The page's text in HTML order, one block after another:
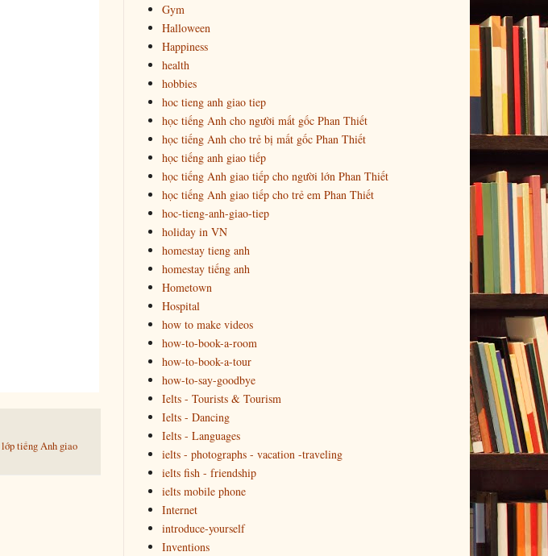
lớp tiếng Anh giao
Gym
Halloween
Happiness
health
hobbies
hoc tieng anh giao tiep
học tiếng Anh cho người mất gốc Phan Thiết
học tiếng Anh cho trẻ bị mất gốc Phan Thiết
học tiếng anh giao tiếp
học tiếng Anh giao tiếp cho người lớn Phan Thiết
học tiếng Anh giao tiếp cho trẻ em Phan Thiết
hoc-tieng-anh-giao-tiep
holiday in VN
homestay tieng anh
homestay tiếng anh
Hometown
Hospital
how to make videos
how-to-book-a-room
how-to-book-a-tour
how-to-say-goodbye
Ielts - Tourists & Tourism
Ielts - Dancing
Ielts - Languages
ielts - photographs - vacation -traveling
ielts fish - friendship
ielts mobile phone
Internet
introduce-yourself
Inventions